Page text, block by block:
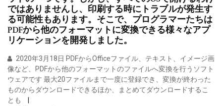
ではありませんし、印刷する時にトラブルが発生す
る可能性もあります。そこで、プログラマーたちは
PDFから他のフォーマットに変換できる様々なアプ
リケーションを開発しました。
2020年3月18日 PDFからOfficeファイル、テキスト、イメージ画
像など、PDFから他のフォーマットのファイルへ変換を行うソフト
ウェアです 最大20ファイルまで一度に登録でき、変換が終わった
ものからダウンロードできるほか、まとめてダウンロードするこ
とも